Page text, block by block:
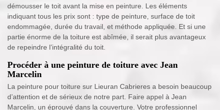
démousser le toit avant la mise en peinture. Les éléments
indiquant tous les prix sont : type de peinture, surface de toit
endommagée, durée du travail, et méthode appliquée. Et si une
partie énorme de la toiture est abîmée, il serait plus avantageux
de repeindre l’intégralité du toit.
Procéder à une peinture de toiture avec Jean
Marcelin
La peinture pour toiture sur Lieuran Cabrieres a besoin beaucoup
d’attention et de sérieux de notre part. Faire appel à Jean
Marcelin, un éprouvé dans la couverture. Votre professionnel